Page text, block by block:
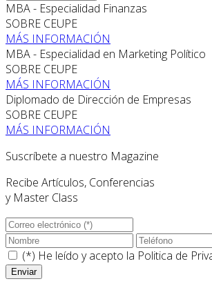
MBA - Especialidad Finanzas
SOBRE CEUPE
MÁS INFORMACIÓN
MBA - Especialidad en Marketing Político
SOBRE CEUPE
MÁS INFORMACIÓN
Diplomado de Dirección de Empresas
SOBRE CEUPE
MÁS INFORMACIÓN
Suscríbete a nuestro Magazine
Recibe Artículos, Conferencias
y Master Class
(*) He leído y acepto la Politica de